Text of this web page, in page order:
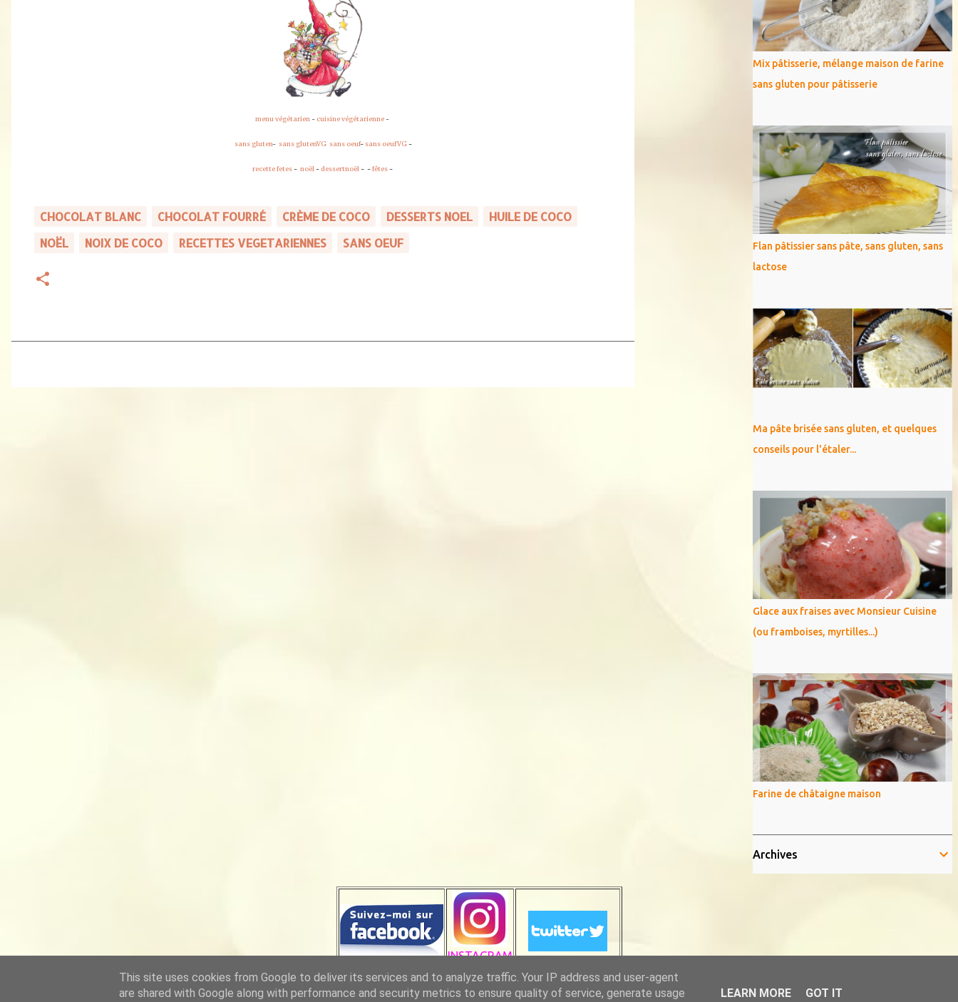
menu végétarien- cuisine végétarienne-
sans gluten- sans glutenVG sans oeuf- sans oeufVG-
recette fetes- noël- dessertnoël- -fêtes-
CHOCOLAT BLANC CHOCOLAT FOURRÉ CRÈME DE COCO DESSERTS NOEL
HUILE DE COCO
NOËL
NOIX DE COCO RECETTES VEGETARIENNES SANS OEUF
Mix pâtisserie, mélange maison de farine
sans gluten pour pâtisserie
Flan pâtissier sans pâte, sans gluten, sans
lactose
Ma pâte brisée sans gluten, et quelques
conseils pour l'étaler...
Glace aux fraises avec Monsieur Cuisine
(ou framboises, myrtilles...)
Farine de châtaigne maison
Archives
INSTAGRAM
This site uses cookies from Google to deliver its services and to analyze traffic. Your IP address and user-agent
are shared with Google along with performance and security metrics to ensure quality of service, generate usage
LEARN MORE GOT IT